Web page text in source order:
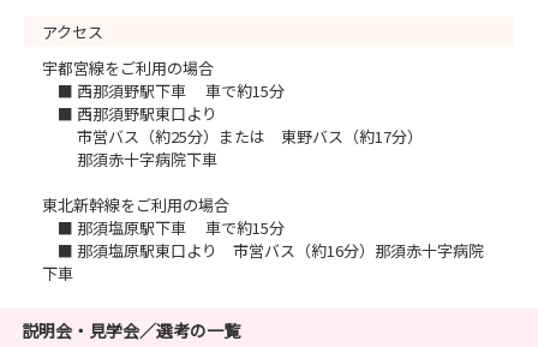
アクセス
宇都宮線をご利用の場合
■ 西那須野駅下車 車で約15分
■ 西那須野駅東口より
市営バス（約25分）または 東野バス（約17分）
那須赤十字病院下車
東北新幹線をご利用の場合
■ 那須塩原駅下車 車で約15分
■ 那須塩原駅東口より 市営バス（約16分）那須赤十字病院
下車
説明会・見学会／選考の一覧